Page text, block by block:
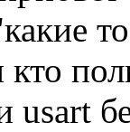
usart